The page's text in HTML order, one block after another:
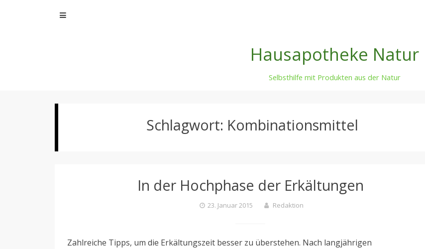
Hausapotheke Natur
Selbsthilfe mit Produkten aus der Natur
Schlagwort: Kombinationsmittel
In der Hochphase der Erkältungen
23. Januar 2015 Redaktion
Zahlreiche Tipps, um die Erkältungszeit besser zu überstehen. Nach langjährigen